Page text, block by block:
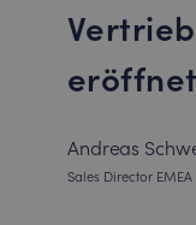
Andreas
Sales Director